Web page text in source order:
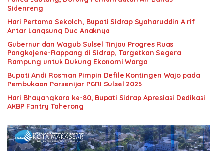
Sidenreng
Hari Pertama Sekolah, Bupati Sidrap Syaharuddin Alrif
Antar Langsung Dua Anaknya
Gubernur dan Wagub Sulsel Tinjau Progres Ruas
Pangkajene-Rappang di Sidrap, Targetkan Segera
Rampung untuk Dukung Ekonomi Warga
Bupati Andi Rosman Pimpin Defile Kontingen Wajo pada
Pembukaan Porsenijar PGRI Sulsel 2026
Hari Bhayangkara ke-80, Bupati Sidrap Apresiasi Dedikasi
AKBP Fantry Taherong